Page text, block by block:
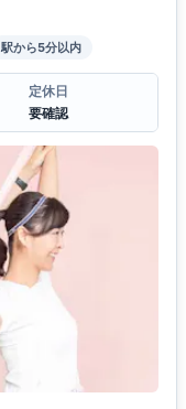
駅から5分以内
定休日
要確認